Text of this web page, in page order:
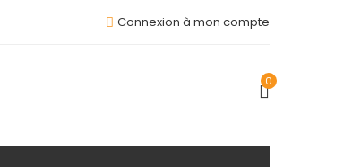
Connexion à mon compte
0